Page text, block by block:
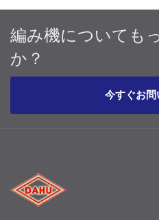
編み機についても
か？
今すぐお問